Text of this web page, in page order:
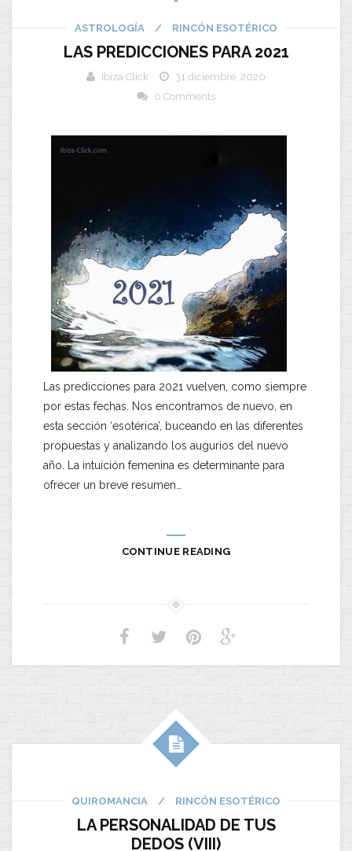
ASTROLOGÍA / RINCÓN ESOTÉRICO
LAS PREDICCIONES PARA 2021
Ibiza Click
31 diciembre, 2020
0 Comments
Las predicciones para 2021 vuelven, como siempre
por estas fechas. Nos encontramos de nuevo, en
esta sección ‘esotérica’, buceando en las diferentes
propuestas y analizando los augurios del nuevo
año. La intuición femenina es determinante para
ofrecer un breve resumen…
CONTINUE READING
QUIROMANCIA / RINCÓN ESOTÉRICO
LA PERSONALIDAD DE TUS
DEDOS (VIII)